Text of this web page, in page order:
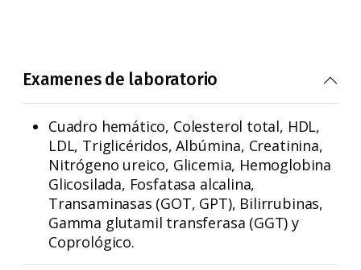
Examenes de laboratorio
Cuadro hemático, Colesterol total, HDL,
LDL, Triglicéridos, Albúmina, Creatinina,
Nitrógeno ureico, Glicemia, Hemoglobina
Glicosilada, Fosfatasa alcalina,
Transaminasas (GOT, GPT), Bilirrubinas,
Gamma glutamil transferasa (GGT) y
Coprológico.